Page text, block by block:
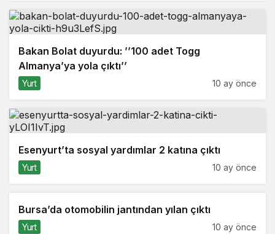
Bakan Bolat duyurdu: ’’100 adet Togg
Almanya’ya yola çıktı’’
Yurt 10 ay önce
Esenyurt’ta sosyal yardımlar 2 katına çıktı
Yurt 10 ay önce
Bursa’da otomobilin jantından yılan çıktı
Yurt 10 ay önce